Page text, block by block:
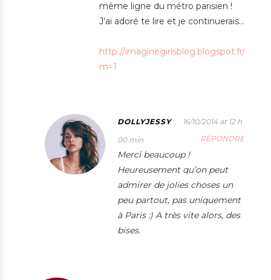
même ligne du métro parisien !
J’ai adoré te lire et je continuerais…
http://imaginegirlsblog.blogspot.fr/?
m=1
DOLLYJESSY
16/10/2014 at 12 h
00 min
RÉPONDRE
Merci beaucoup !
Heureusement qu’on peut
admirer de jolies choses un
peu partout, pas uniquement
à Paris :) A très vite alors, des
bises.